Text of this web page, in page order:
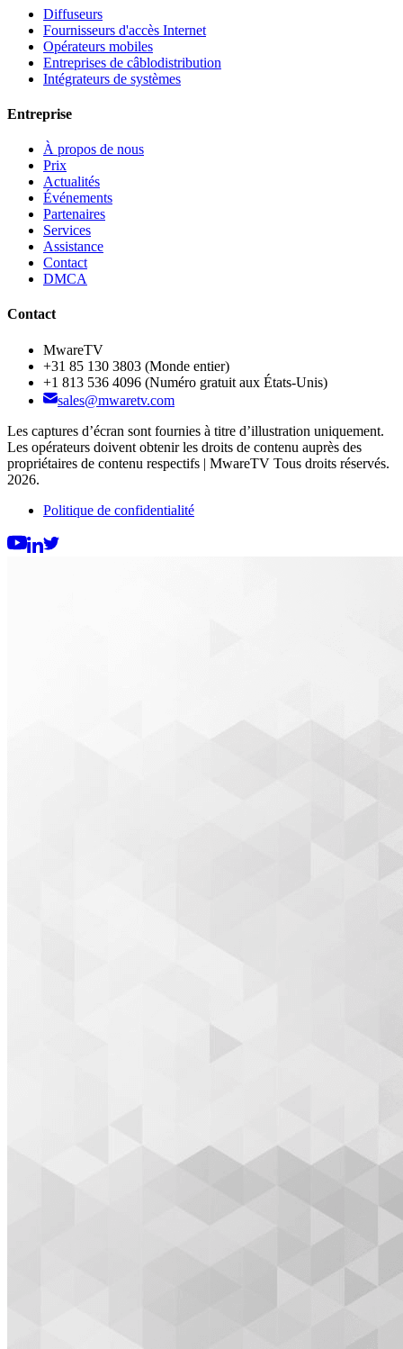
Diffuseurs
Fournisseurs d'accès Internet
Opérateurs mobiles
Entreprises de câblodistribution
Intégrateurs de systèmes
Entreprise
À propos de nous
Prix
Actualités
Événements
Partenaires
Services
Assistance
Contact
DMCA
Contact
MwareTV
+31 85 130 3803 (Monde entier)
+1 813 536 4096 (Numéro gratuit aux États-Unis)
sales@mwaretv.com
Les captures d’écran sont fournies à titre d’illustration uniquement.
Les opérateurs doivent obtenir les droits de contenu auprès des
propriétaires de contenu respectifs | MwareTV Tous droits réservés.
2026.
Politique de confidentialité